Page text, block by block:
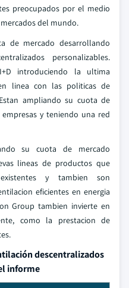
preocupados por el medio
del mundo.
de mercado desarrollando
personalizables.
introduciendo la ultima
linea con las politicas de
ampliando su cuota de
y teniendo una red
su cuota de mercado
lineas de productos que
y tambien son
eficientes en energia
Group tambien invierte en
como la prestacion de
descentralizados
informe